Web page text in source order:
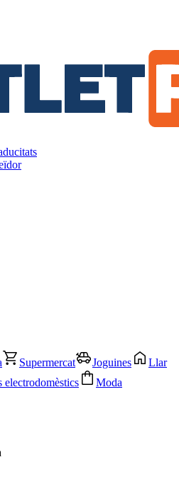
Supermercat Joguines
Llar
electrodomèstics Moda